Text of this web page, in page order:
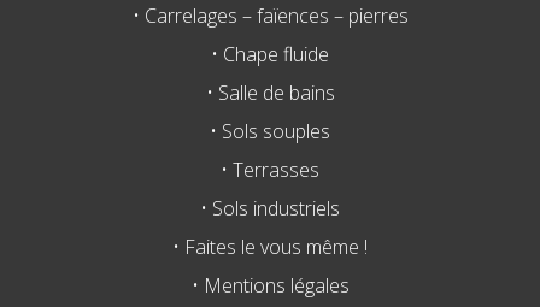
• Carrelages – faïences – pierres
• Chape fluide
• Salle de bains
• Sols souples
• Terrasses
• Sols industriels
• Faites le vous même !
• Mentions légales